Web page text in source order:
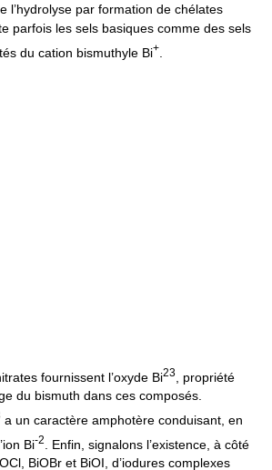
l’hydrolyse par formation de chélates
parfois les sels basiques comme des sels
du cation bismuthyle Bi+
fournissent l’oxyde Bi23
, propriété
du bismuth dans ces composés.
a un caractère amphotère conduisant, en
Bi-2
. Enfin, signalons l’existence, à côté
BiOBr et BiOI, d’iodures complexes